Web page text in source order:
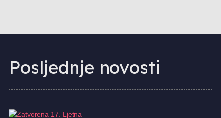
Posljednje novosti